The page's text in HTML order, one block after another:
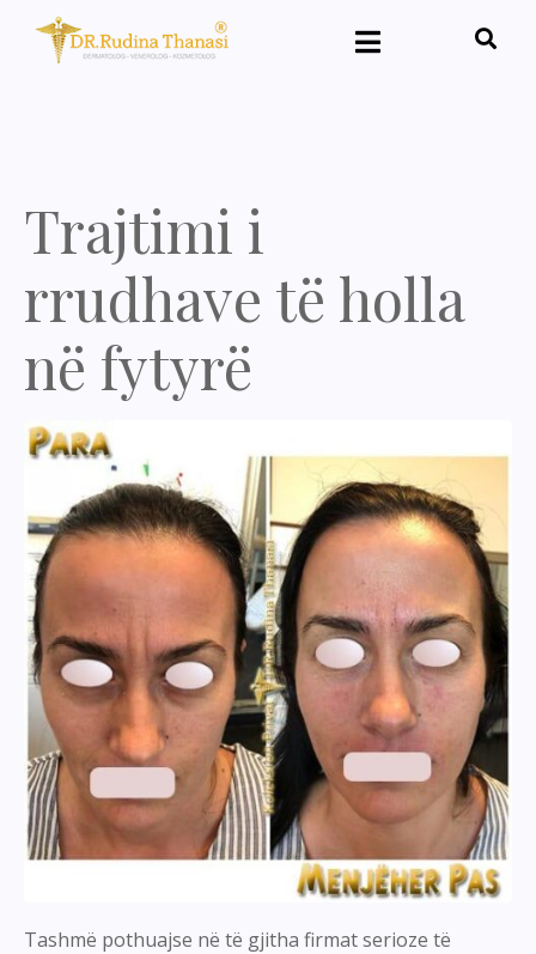
Trajtimi i
rrudhave të holla
në fytyrë
Tashmë pothuajse në të gjitha firmat serioze të